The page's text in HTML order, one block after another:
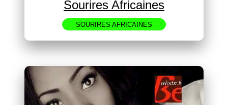
Sourires Africaines
SOURIRES AFRICAINES